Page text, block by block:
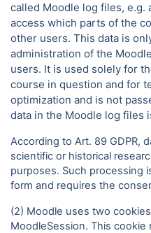
called Moodle log files, e.g.
access which parts of the
other users. This data is
administration of the
users. It is used solely for
course in question and for
optimization and is not
data in the Moodle log files
According to Art. 89 GDPR,
scientific or historical
purposes. Such processing
form and requires the
(2) Moodle uses two
MoodleSession. This